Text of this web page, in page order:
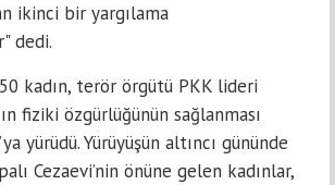
ikinci bir yargılama
dedi.
kadın, terör örgütü PKK lideri
fiziki özgürlüğünün sağlanması
yürüdü. Yürüyüşün altıncı gününde
Cezaevi’nin önüne gelen kadınlar,